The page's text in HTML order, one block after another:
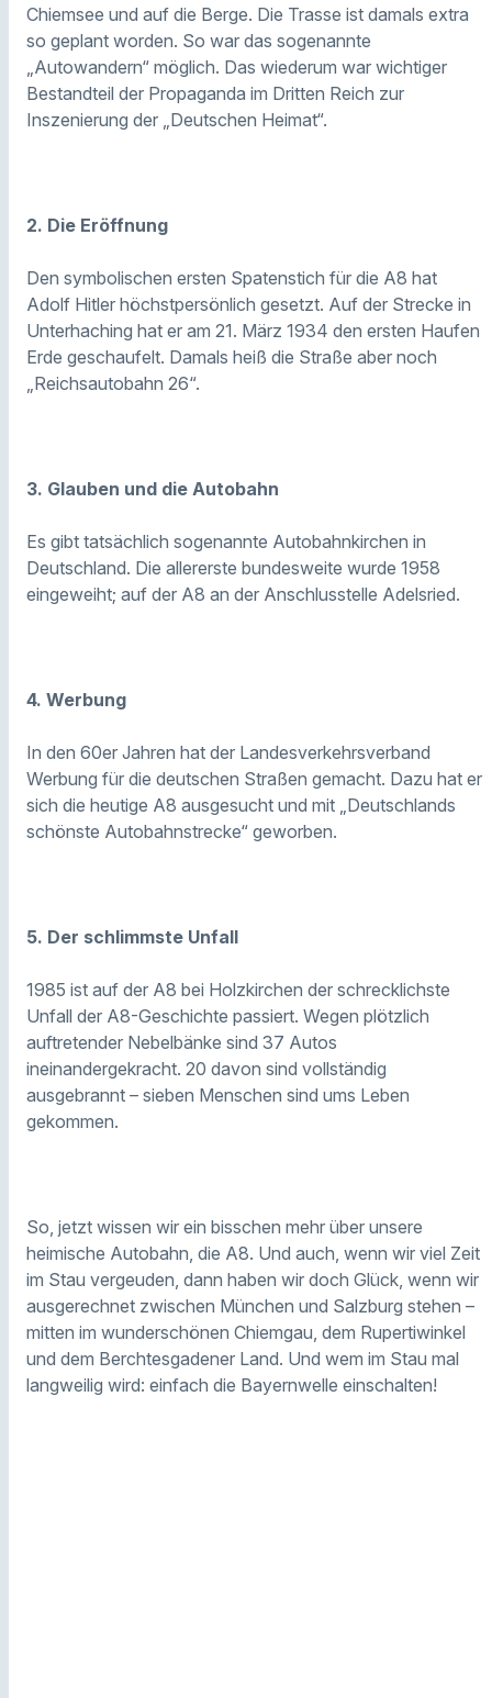
Chiemsee und auf die Berge. Die Trasse ist damals extra
so geplant worden. So war das sogenannte
„Autowandern“ möglich. Das wiederum war wichtiger
Bestandteil der Propaganda im Dritten Reich zur
Inszenierung der „Deutschen Heimat“.
2. Die Eröffnung
Den symbolischen ersten Spatenstich für die A8 hat
Adolf Hitler höchstpersönlich gesetzt. Auf der Strecke in
Unterhaching hat er am 21. März 1934 den ersten Haufen
Erde geschaufelt. Damals heiß die Straße aber noch
„Reichsautobahn 26“.
3. Glauben und die Autobahn
Es gibt tatsächlich sogenannte Autobahnkirchen in
Deutschland. Die allererste bundesweite wurde 1958
eingeweiht; auf der A8 an der Anschlusstelle Adelsried.
4. Werbung
In den 60er Jahren hat der Landesverkehrsverband
Werbung für die deutschen Straßen gemacht. Dazu hat er
sich die heutige A8 ausgesucht und mit „Deutschlands
schönste Autobahnstrecke“ geworben.
5. Der schlimmste Unfall
1985 ist auf der A8 bei Holzkirchen der schrecklichste
Unfall der A8-Geschichte passiert. Wegen plötzlich
auftretender Nebelbänke sind 37 Autos
ineinandergekracht. 20 davon sind vollständig
ausgebrannt – sieben Menschen sind ums Leben
gekommen.
So, jetzt wissen wir ein bisschen mehr über unsere
heimische Autobahn, die A8. Und auch, wenn wir viel Zeit
im Stau vergeuden, dann haben wir doch Glück, wenn wir
ausgerechnet zwischen München und Salzburg stehen –
mitten im wunderschönen Chiemgau, dem Rupertiwinkel
und dem Berchtesgadener Land. Und wem im Stau mal
langweilig wird: einfach die Bayernwelle einschalten!